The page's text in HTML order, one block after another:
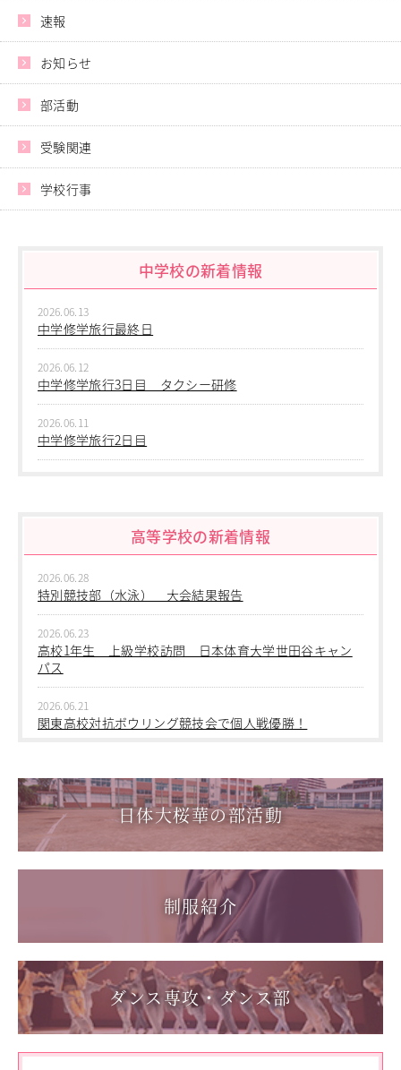
学校説明会・オープンスクール
桜華生の一日
年間行事
部活動
練習風景
部活動指導者紹介
制服紹介
デジタルリーフレット／パンフレット
進路・進学 Career Guidance
進学指導イベント（キャリアイベント）
卒業生の声
その他 Others
在校生の方
新型コロナウイルス感染症罹患証明書
インフルエンザ罹患証明書
登校許可証明書
Youtube公式チャンネル
在校生の方
教職員募集
系列校紹介
教職員の方へ
個人情報保護
速報
お知らせ
部活動
受験関連
学校行事
中学校の新着情報
2026.06.13
中学修学旅行最終日
2026.06.12
中学修学旅行3日目 タクシー研修
2026.06.11
中学修学旅行2日目
中学２年生 校外学習
2026.06.09
中学１年生 校外学習
2026.06.09
中学１年 校外学習
2026.03.05
第三回桜華中学校あいさつ＋ひと言運動
2025.08.22
第55回全国中学校バスケットボール大会 サンアリーナせ
んだいin鹿児島
高等学校の新着情報
2026.06.28
特別競技部（水泳） 大会結果報告
2026.06.23
高校1年生 上級学校訪問 日本体育大学世田谷キャン
パス
2026.06.21
関東高校対抗ボウリング競技会で個人戦優勝！
1学年総合スポーツコース キャンプ実習を実施しまし
た
2026.06.05
「日本選手権水泳競技大会」に出場しました。
「59th Japan Rookies Cup 2026」に出場しました。
2026.05.17
「第62回東日本選手権大会」に出場しました。
2026.05.10
「国民スポーツ大会東京都予選」に出場しました。
2026.05.03
日体大桜華の部活動
制服紹介
ダンス専攻・ダンス部